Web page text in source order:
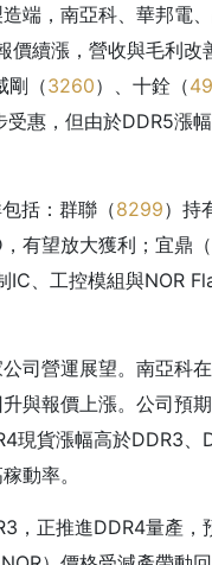
端，南亞科、華邦電
價續漲，營收與毛利改
剛（3260）、十銓（
受惠，但由於DDR5漲
括：群聯（8299）持
有望放大獲利；宜鼎（
IC、工控模組與NOR
司營運展望。南亞科
與報價上漲。公司預
現貨漲幅高於DDR3、
動率。
，正推進DDR4量產，